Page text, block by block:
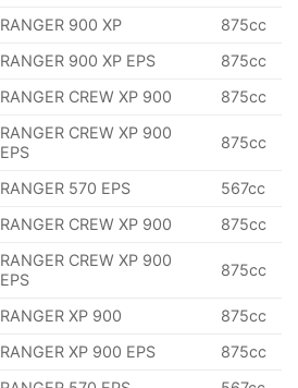
RANGER 900 XP
875cc
RANGER 900 XP EPS
875cc
RANGER CREW XP 900 875cc
RANGER CREW XP 900
EPS
875cc
RANGER 570 EPS
567cc
RANGER CREW XP 900 875cc
RANGER CREW XP 900
EPS
875cc
RANGER XP 900
875cc
RANGER XP 900 EPS
875cc